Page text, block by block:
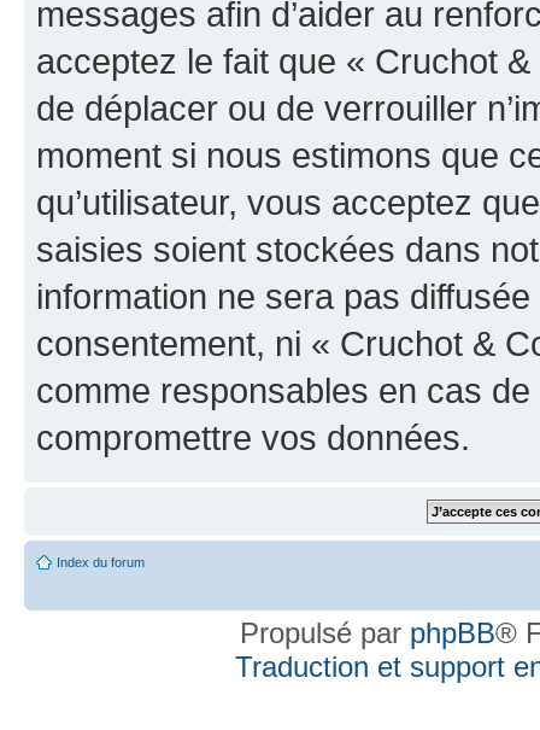
messages afin d’aider au
acceptez le fait que « Cruchot
de déplacer ou de verrouiller
moment si nous estimons que
qu’utilisateur, vous acceptez
saisies soient stockées dans
information ne sera pas
consentement, ni « Cruchot &
comme responsables en cas
compromettre vos données.
Index du forum
Propulsé par phpBB®
Traduction et support